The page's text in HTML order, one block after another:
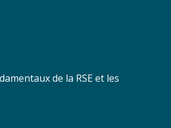
de la RSE et les